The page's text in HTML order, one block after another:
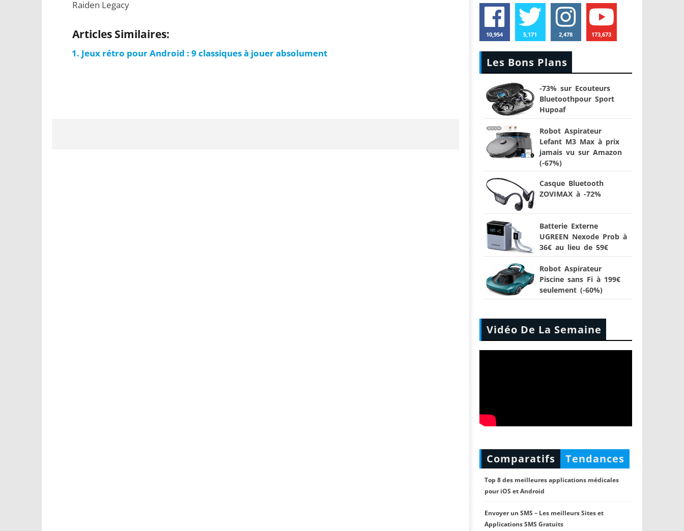
Raiden Legacy
Articles Similaires:
Jeux rétro pour Android : 9 classiques à jouer absolument
10,954 5,171 2,478 173,673
Les Bons Plans
-73% sur Ecouteurs
Bluetoothpour Sport
Hupoaf
Robot Aspirateur
Lefant M3 Max à prix
jamais vu sur Amazon
(-67%)
Casque Bluetooth
ZOVIMAX à -72%
Batterie Externe
UGREEN Nexode Prob à
36€ au lieu de 59€
Robot Aspirateur
Piscine sans Fi à 199€
seulement (-60%)
Vidéo De La Semaine
Comparatifs Tendances
Top 8 des meilleures applications médicales
pour iOS et Android
Envoyer un SMS – Les meilleurs Sites et
Applications SMS Gratuits